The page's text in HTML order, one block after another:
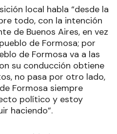
local habla “desde la
todo, con la intención
de Buenos Aires, en vez
de Formosa; por
de Formosa va a las
su conducción obtiene
no pasa por otro lado,
Formosa siempre
político y estoy
haciendo”.